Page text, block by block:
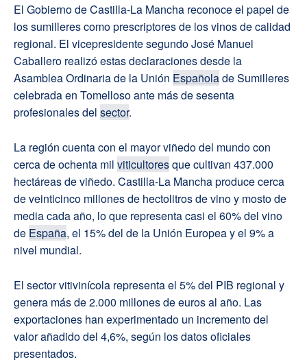
El Gobierno de Castilla-La Mancha reconoce el papel de
los sumilleres como prescriptores de los vinos de calidad
regional. El vicepresidente segundo José Manuel
Caballero realizó estas declaraciones desde la
Asamblea Ordinaria de la Unión Españolade Sumilleres
celebrada en Tomelloso ante más de sesenta
profesionales del sector.
La región cuenta con el mayor viñedo del mundo con
cerca de ochenta mil viticultoresque cultivan 437.000
hectáreas de viñedo. Castilla-La Mancha produce cerca
de veinticinco millones de hectolitros de vino y mosto de
media cada año, lo que representa casi el 60% del vino
de España, el 15% del de la Unión Europea y el 9% a
nivel mundial.
El sector vitivinícola representa el 5% del PIB regional y
genera más de 2.000 millones de euros al año. Las
exportaciones han experimentado un incremento del
valor añadido del 4,6%, según los datos oficiales
presentados.